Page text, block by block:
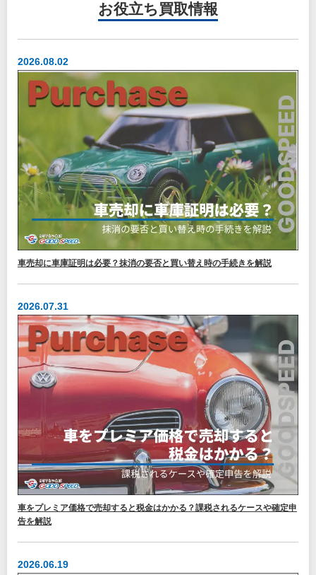
お役立ち 買取情報
2026.08.02
車売却に車庫証明は必要？抹消の要否と買い替え時の手続きを解説
2026.07.31
車をプレミア価格で売却すると税金はかかる？課税されるケースや確定申
告を解説
2026.06.19